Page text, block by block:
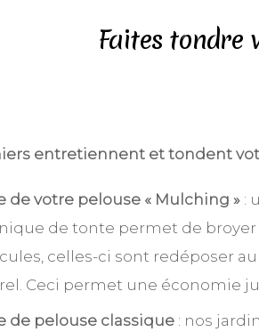
Faites tondre
entretiennent et tondent
de votre pelouse « Mulching » :
de tonte permet de broyer
celles-ci sont redéposer
Ceci permet une économie
de pelouse classique : nos